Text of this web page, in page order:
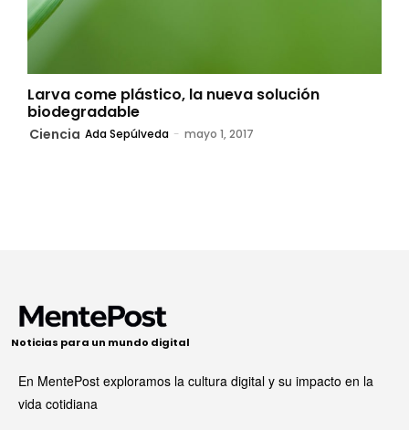
Larva come plástico, la nueva solución
biodegradable
Ciencia Ada Sepúlveda - mayo 1, 2017
Noticias para un mundo digital
En MentePost exploramos la cultura digital y su impacto en la
vida cotidiana